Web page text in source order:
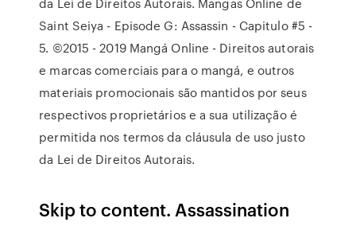
Saint Seiya - Episode G: Assassin - Capitulo #5 -
5. ©2015 - 2019 Mangá Online - Direitos autorais
e marcas comerciais para o mangá, e outros
materiais promocionais são mantidos por seus
respectivos proprietários e a sua utilização é
permitida nos termos da cláusula de uso justo
da Lei de Direitos Autorais.
Skip to content. Assassination